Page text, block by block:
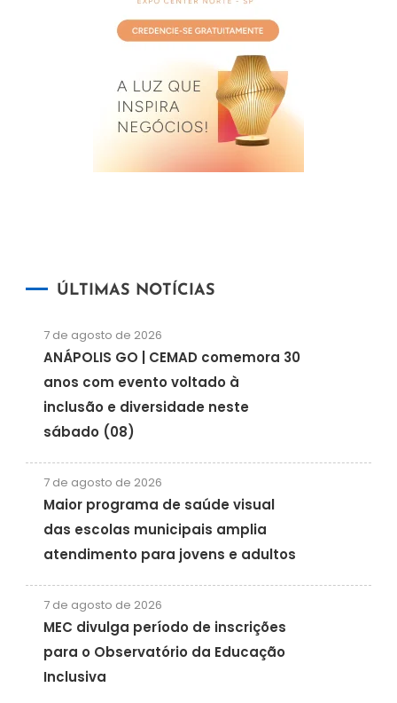
ÚLTIMAS NOTÍCIAS
7 de agosto de 2026
ANÁPOLIS GO | CEMAD comemora 30
anos com evento voltado à
inclusão e diversidade neste
sábado (08)
7 de agosto de 2026
Maior programa de saúde visual
das escolas municipais amplia
atendimento para jovens e adultos
7 de agosto de 2026
MEC divulga período de inscrições
para o Observatório da Educação
Inclusiva